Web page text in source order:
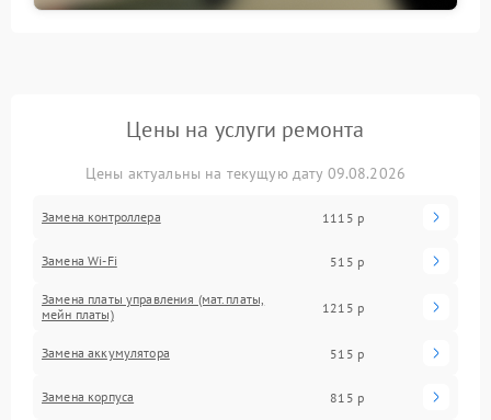
Цены на услуги ремонта
Цены актуальны на текущую дату 09.08.2026
Замена контроллера 1115 р
Замена Wi-Fi 515 р
Замена платы управления (мат.платы,
мейн платы)
1215 р
Замена аккумулятора 515 р
Замена корпуса 815 р